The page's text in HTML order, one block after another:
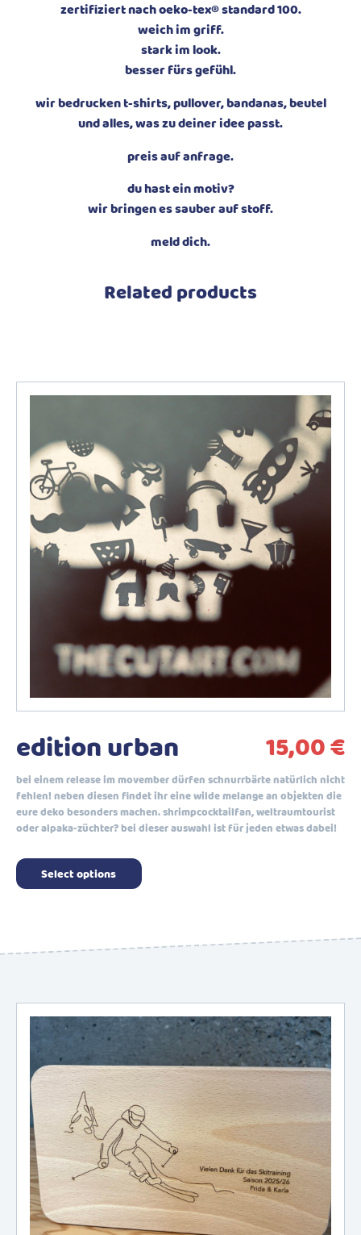
zertifiziert nach oeko-tex® standard 100.
weich im griff.
stark im look.
besser fürs gefühl.
wir bedrucken t-shirts, pullover, bandanas, beutel
und alles, was zu deiner idee passt.
preis auf anfrage.
du hast ein motiv?
wir bringen es sauber auf stoff.
meld dich.
Related products
edition urban 15,00€
bei einem release im movember dürfen schnurrbärte natürlich nicht
fehlen! neben diesen findet ihr eine wilde melange an objekten die
eure deko besonders machen. shrimpcocktailfan, weltraumtourist
oder alpaka-züchter? bei dieser auswahl ist für jeden etwas dabei!
Select options